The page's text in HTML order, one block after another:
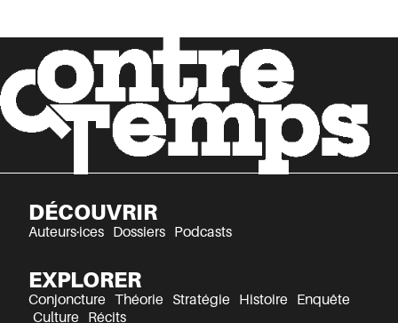
DÉCOUVRIR
Auteurs·ices Dossiers Podcasts
EXPLORER
Conjoncture Théorie Stratégie Histoire
Enquête
Culture
Récits